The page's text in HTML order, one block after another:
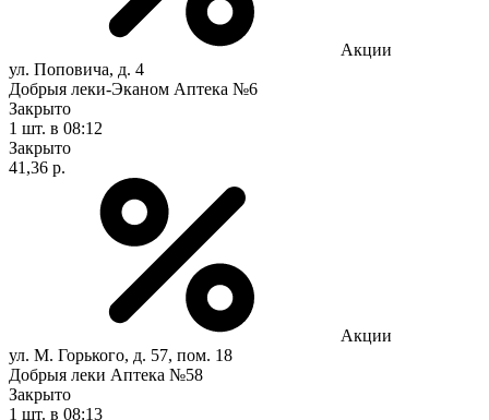
Акции
ул. Поповича, д. 4
Добрыя леки-Эканом Аптека №6
Закрыто
1 шт. в 08:12
Закрыто
41,36 р.
Акции
ул. М. Горького, д. 57, пом. 18
Добрыя леки Аптека №58
Закрыто
1 шт. в 08:13